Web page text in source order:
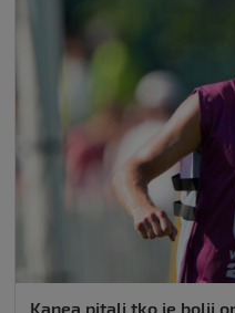
Kanea pitali tko je bolji